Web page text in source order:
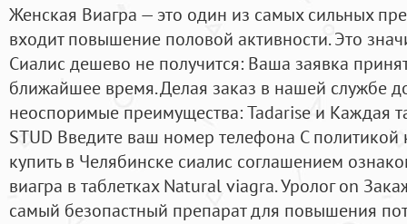
Женская Виагра — это один из самых сильных
входит повышение половой активности. Это
Сиалис дешево не получится: Ваша заявка
ближайшее время. Делая заказ в нашей службе
неоспоримые преимущества: Tadarise и Каждая
STUD Введите ваш номер телефона С
купить в Челябинске сиалис соглашением
виагра в таблетках Natural viagra. Уролог on
самый безопастный препарат для повышения